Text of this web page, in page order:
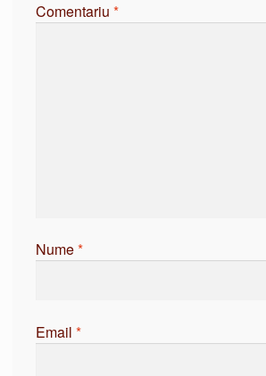
Comentariu *
Nume*
Email *